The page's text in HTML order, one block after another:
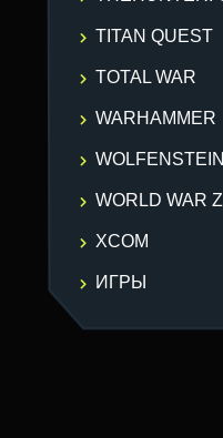
TITAN QUEST
TOTAL WAR
WARHAMMER
WOLFENSTEIN
WORLD WAR Z
XCOM
ИГРЫ